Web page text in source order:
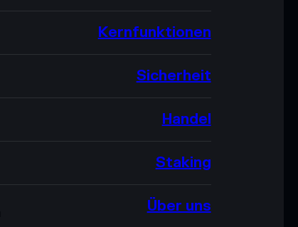
Kernfunktionen
Sicherheit
Handel
Staking
Über uns